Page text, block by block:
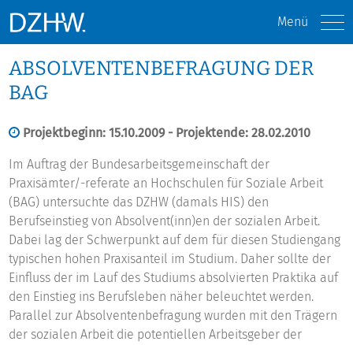
Menü
ABSOLVENTENBEFRAGUNG DER
BAG
Projektbeginn: 15.10.2009 - Projektende: 28.02.2010
Im Auftrag der Bundesarbeitsgemeinschaft der
Praxisämter/-referate an Hochschulen für Soziale Arbeit
(BAG) untersuchte das DZHW (damals HIS) den
Berufseinstieg von Absolvent(inn)en der sozialen Arbeit.
Dabei lag der Schwerpunkt auf dem für diesen Studiengang
typischen hohen Praxisanteil im Studium. Daher sollte der
Einfluss der im Lauf des Studiums absolvierten Praktika auf
den Einstieg ins Berufsleben näher beleuchtet werden.
Parallel zur Absolventenbefragung wurden mit den Trägern
der sozialen Arbeit die potentiellen Arbeitsgeber der